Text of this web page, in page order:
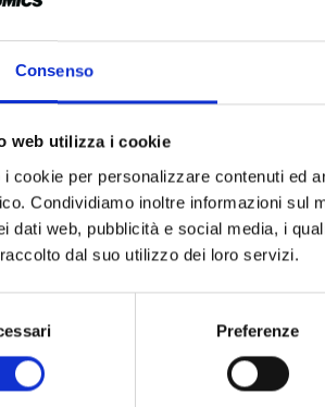
Consenso
web utilizza i cookie
i cookie per personalizzare contenuti ed
Condividiamo inoltre informazioni sul
dati web, pubblicità e social media, i
dal suo utilizzo dei loro servizi.
Preferenze
KAGUYA-